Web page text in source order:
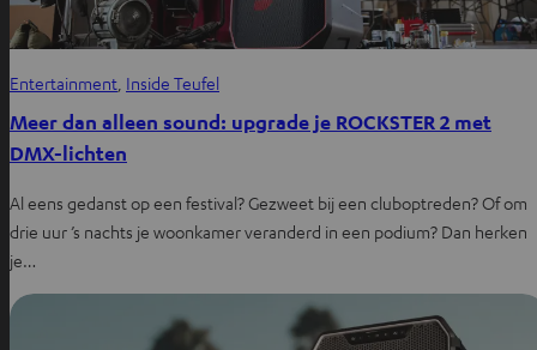
Entertainment Inside Teufel
Meer dan alleen sound: upgrade je ROCKSTER 2 met
DMX-lichten
Al eens gedanst op een festival? Gezweet bij een cluboptreden? Of om
drie uur ’s nachts je woonkamer veranderd in een podium? Dan herken
je…